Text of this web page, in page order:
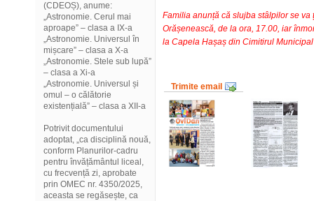
(CDEOȘ), anume:
„Astronomie. Cerul mai
aproape” – clasa a IX-a
„Astronomie. Universul în
mișcare” – clasa a X-a
„Astronomie. Stele sub lupă”
– clasa a Xi-a
„Astronomie. Universul și
omul – o călătorie
existențială” – clasa a XII-a
Potrivit documentului
adoptat, „ca disciplină nouă,
conform Planurilor-cadru
pentru învățământul liceal,
cu frecvență zi, aprobate
prin OMEC nr. 4350/2025,
aceasta se regăsește, ca
Familia anunță că slujba stâlpilor se
Orășenească, de la ora, 17.00, iar
la Capela Hașaș din Cimitirul
Trimite email